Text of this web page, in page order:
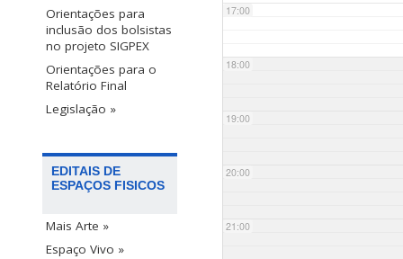
Orientações para
inclusão dos bolsistas
no projeto SIGPEX
Orientações para o
Relatório Final
Legislação »
EDITAIS DE
ESPAÇOS FISICOS
Mais Arte »
Espaço Vivo »
17:00
18:00
19:00
20:00
21:00